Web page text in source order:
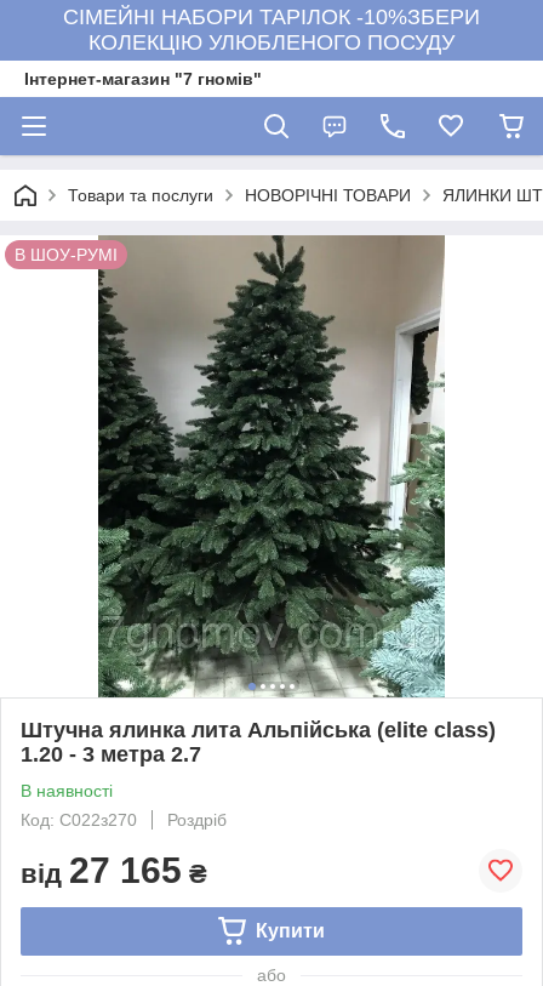
СІМЕЙНІ НАБОРИ ТАРІЛОК -10%ЗБЕРИ
КОЛЕКЦІЮ УЛЮБЛЕНОГО ПОСУДУ
Інтернет-магазин "7 гномів"
Товари та послуги НОВОРІЧНІ ТОВАРИ ЯЛИНКИ
В ШОУ-РУМІ
Штучна ялинка лита Альпійська (elite class)
1.20 - 3 метра 2.7
В наявності
Код: С022з270
Роздріб
від 27 165 ₴
Купити
або